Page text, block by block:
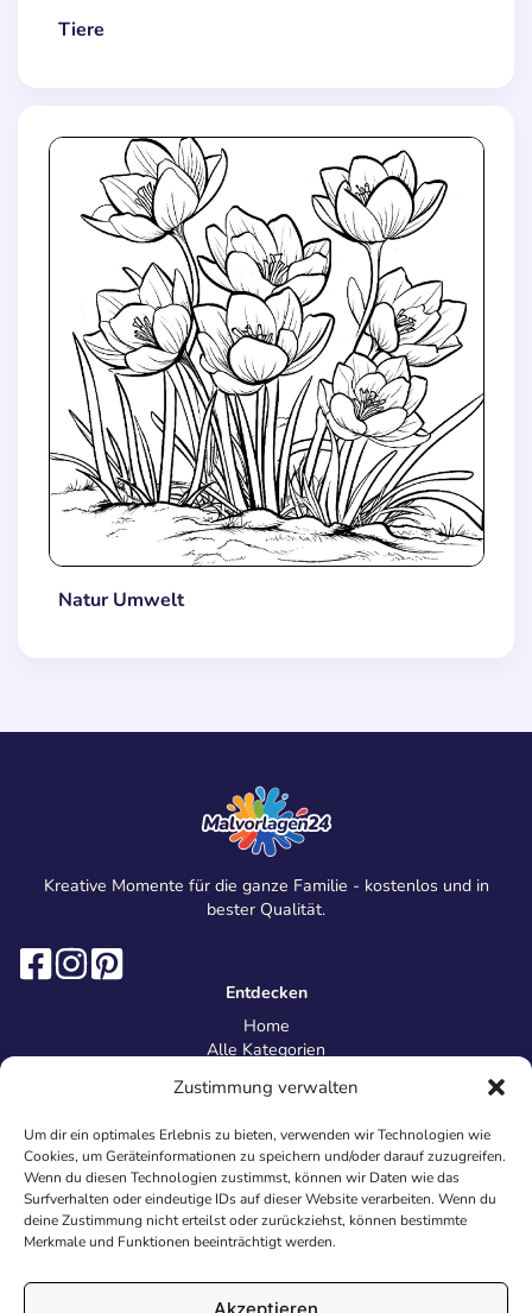
Zustimmung verwalten
Um dir ein optimales Erlebnis zu bieten, verwenden wir Technologien wie
Cookies, um Geräteinformationen zu speichern und/oder darauf zuzugreifen.
Wenn du diesen Technologien zustimmst, können wir Daten wie das
Surfverhalten oder eindeutige IDs auf dieser Website verarbeiten. Wenn du
deine Zustimmung nicht erteilst oder zurückziehst, können bestimmte
Merkmale und Funktionen beeinträchtigt werden.
Akzeptieren
Tiere
Natur Umwelt
Kreative Momente für die ganze Familie - kostenlos und in
bester Qualität.
Entdecken
Home
Alle Kategorien
Information
Über uns
Kontakt
Inhaltsrichtlinien
Recht & Datenschutz
Impressum
AGB
Cookies